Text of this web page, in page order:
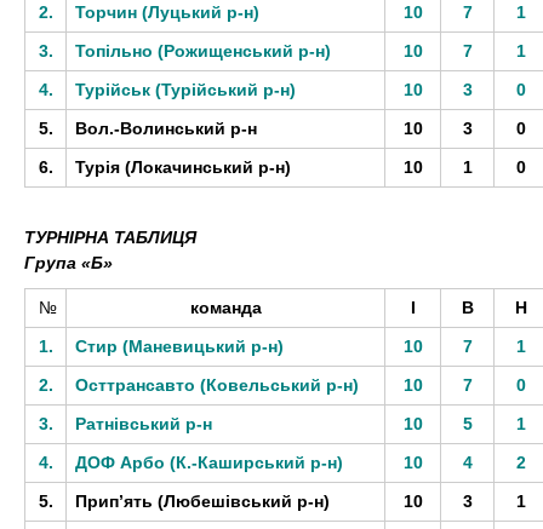
2.
Торчин (Луцький р-н) 10 7
1
3.
Топільно (Рожищенський р-н) 10 7
1
4.
Турійськ (Турійський р-н) 10 3
0
5.
Вол.-Волинський р-н 10 3
0
6.
Турія (Локачинський р-н) 10 1 0
ТУРНІРНА ТАБЛИЦЯ
Група «Б»
№ команда І В
Н
1.
Стир (Маневицький р-н) 10 7
1
2.
Осттрансавто (Ковельський р-н) 10 7
0
3.
Ратнівський р-н 10 5
1
4.
ДОФ Арбо (К.-Каширський р-н) 10 4
2
5.
Прип’ять (Любешівський р-н) 10 3
1